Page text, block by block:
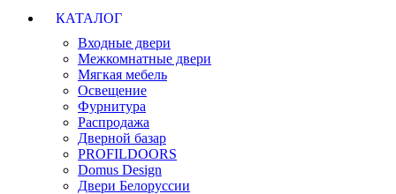
КАТАЛОГ
Входные двери
Межкомнатные двери
Мягкая мебель
Освещение
Фурнитура
Распродажа
Дверной базар
PROFILDOORS
Domus Design
Двери Белоруссии